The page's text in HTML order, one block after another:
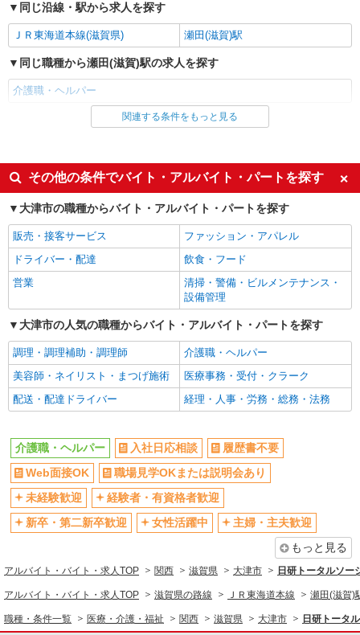
株式会社kotrio /●KY-H-1991455
膳所＊グループホームSTAFF＊生活のサポー
ト業務を担当
時給1550円〜2187円 ＜日払い有/週払い有/交
通費全支給(ガソリン代含む)＞
大津市内 最寄り駅：膳所
派遣社員
株式会社kotrio /●KY-H-2014997
膳所駅★未経験OKの人間関係に悩まない職場
へ★サ高住スタッフ
時給1550円〜2187円 ＜日払い有/週払い有/交
通費全支給(ガソリン代含む)＞
大津市内 最寄り駅：膳所
キープ
派遣社員
株式会社kotrio /●KY-H-1956834
膳所駅★シフト柔軟で長く働きやすいシニア向
けマンション
通費全支給(ガソリン代含む)＞
大津市内 最寄り駅：膳所
キープ
派遣社員
堅田駅｜サ高住STAFF＊落ち着いた雰囲気で
ゆったりお仕事♪
時給1550円〜2187円 ＜日払い有/週払い有/交
通費全支給(ガソリン代含む)＞
同じ沿線・駅から求人を探す
ＪＲ東海道本線(滋賀県) 瀬田(滋賀)駅
同じ職種から瀬田(滋賀)駅の求人を探す
介護職・ヘルパー
同じ雇用形態から瀬田(滋賀)駅の求人を探す
派遣社員
紹介予定派遣
同じ特徴から瀬田(滋賀)駅の求人を探す
入社日応相談
履歴書不要
Web面接OK
職場見学OKまたは説明会あり
未経験歓迎
経験者・有資格者歓迎
女性活躍中
主婦・主夫歓迎
フリーター歓迎
学歴不問
ブランクOK
ミドル（40代～）活躍中
エルダー（50代～）活躍中
シニア（60代～）活躍中
昇給あり
週払い
週2～3日勤務OK
時間や曜日が選べる・シフト自由
深夜
禁煙・分煙
残業ほぼなし
転勤なし
登録制
交通費支給
社会保険あり
資格取得支援制度あり
高収入・高額
同じ職種から求人を探す
医療・介護・福祉
関連する条件をもっと見る
その他の条件でバイト・アルバイト・パートを探す
大津市の職種からバイト・アルバイト・パートを探す
販売・接客サービス
ファッション・アパレル
ドライバー・配達
飲食・フード
営業
清掃・警備・ビルメンテナンス・
設備管理
大津市の人気の職種からバイト・アルバイト・パートを探す
調理・調理補助・調理師
介護職・ヘルパー
美容師・ネイリスト・まつげ施術
医療事務・受付・クラーク
配送・配達ドライバー
経理・人事・労務・総務・法務
介護職・ヘルパー 入社日応相談
履歴書不要
Web面接OK
職場見学OKまたは説明会あり
未経験歓迎
経験者・有資格者歓迎
新卒・第二新卒歓迎
女性活躍中
主婦・主夫歓迎
もっと見る
アルバイト・バイト・求人TOP 関西 滋賀県 大津市 日研トータルソ
アルバイト・バイト・求人TOP 滋賀県の路線 ＪＲ東海道本線 瀬田(滋賀)
職種・条件一覧 医療・介護・福祉 関西 滋賀県 大津市 日研トータ